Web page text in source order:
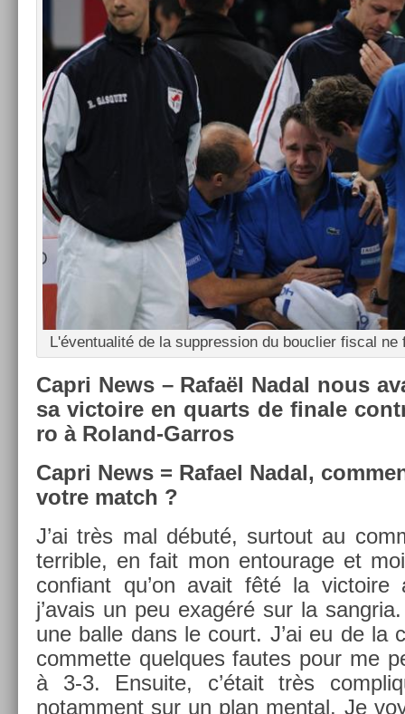
L'éven­tualité de la sup­press­ion du bouc­li­er fisc­al
Capri News – Rafaël Nadal nous
sa vic­toire en quarts de fin­ale
ro à Roland-Garros
Capri News = Rafael Nadal,
votre match ?
J’ai très mal débuté, sur­tout au
ter­rible, en fait mon en­tourage et
con­fiant qu’on avait fêté la
j’avais un peu exagéré sur la
une balle dans le court. J’ai eu de la
com­met­te quel­ques fautes pour me
à 3-3. En­suite, c’était très
notam­ment sur un plan ment­al. Je